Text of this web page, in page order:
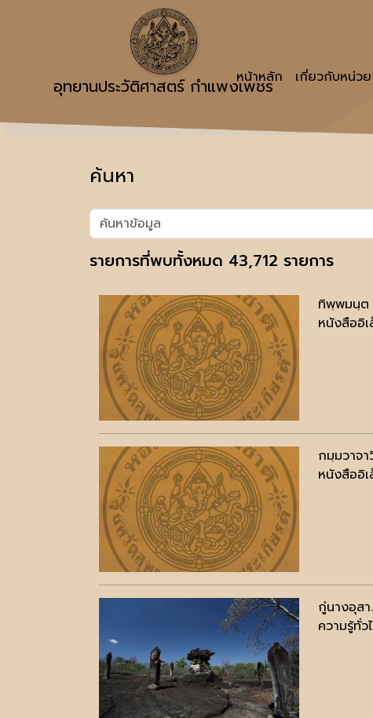
อุทยานประวัติศาสตร์ กำแพงเพชร
หน้าหลัก เกี่ยวกับหน่ว
ค้นหา
รายการที่พบทั้งหมด 43,712 รายการ
ทิพฺพมนฺต
หนังสืออิ
กมฺมวาจ
หนังสืออิ
กู่นางอุสา.
ความรู้ทั่ว